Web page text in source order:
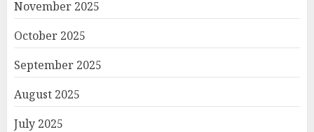
November 2025
October 2025
September 2025
August 2025
July 2025